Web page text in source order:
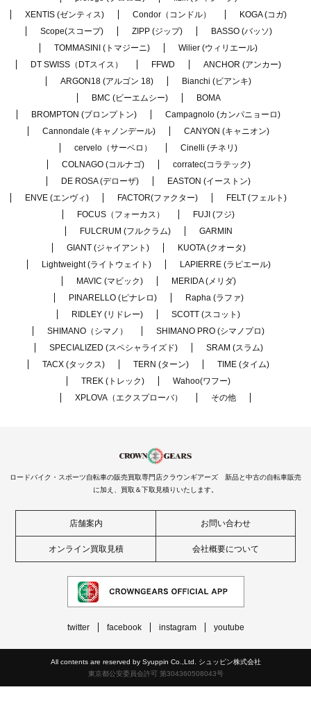
XENTIS (ゼンティス)
Condor（コンドル）
KOGA (コガ)
Scope(スコープ)
ZIPP (ジップ)
BASSO (バッソ)
TOMMASINI (トマジーニ)
Wilier (ウィリエール)
DT SWISS（DTスイス）
FFWD
ANCHOR (アンカー)
ARGON18 (アルゴン 18)
Bianchi (ビアンキ)
BMC (ビーエムシー)
BOMA
BROMPTON (ブロンプトン)
Campagnolo (カンパニョーロ)
Cannondale (キャノンデール)
CANYON (キャニオン)
cervelo（サーベロ）
Cinelli (チネリ)
COLNAGO (コルナゴ)
corratec(コラテック)
DE ROSA (デローザ)
EASTON (イーストン)
ENVE (エンヴィ)
FACTOR(ファクター)
FELT (フェルト)
FOCUS（フォーカス）
FUJI (フジ)
FULCRUM (フルクラム)
GARMIN
GIANT (ジャイアント)
KUOTA (クオータ)
Lightweight (ライトウェイト)
LAPIERRE (ラピエール)
MAVIC (マビック)
MERIDA (メリダ)
PINARELLO (ピナレロ)
Rapha (ラファ)
RIDLEY (リドレー)
SCOTT (スコット)
SHIMANO（シマノ）
SHIMANO PRO (シマノプロ)
SPECIALIZED (スペシャライズド)
SRAM (スラム)
TACX (タックス)
TERN (ターン)
TIME (タイム)
TREK (トレック)
Wahoo(ワフー)
XPLOVA（エクスプローバ）
その他
ロードバイク・スポーツ自転車の販売買取専門店クラウンギアーズ 新品と中古の自転車販売
に加え、買取＆下取見積りいたします。
店舗案内 お問い合わせ
オンライン買取見積 会社概要について
twitter facebook instagram youtube
All contents are reserved by Syuppin Co.,Ltd. シュッピン株式会社
東京都公安委員会許可 第304360508043号